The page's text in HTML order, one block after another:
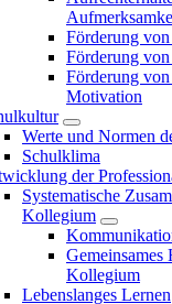
Förderung von
Förderung
Förderung
Motivation
Werte und Normen
Schulklima
der
Systematische
Kollegium
Gemeinsames
Kollegium
Lebenslanges Lernen